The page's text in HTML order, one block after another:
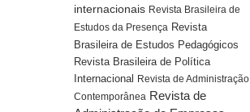
internacionais Revista Brasileira de
Estudos da Presença Revista
Brasileira de Estudos Pedagógicos
Revista Brasileira de Política
Internacional Revista de Administração
Contemporânea Revista de